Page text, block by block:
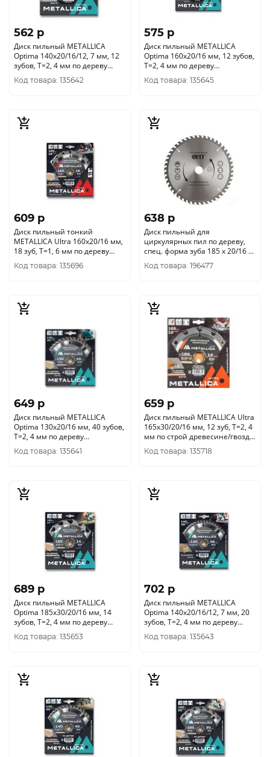
562 p
Диск пильный METALLICA
Optima 140x20/16/12, 7 мм, 12
зубов, Т=2, 4 мм по дереву
продольный, 902479
Код товара: 135642
575 p
Диск пильный METALLICA
Optima 160x20/16 мм, 12 зубов,
Т=2, 4 мм по дереву
продольный, 902516
Код товара: 135645
609 p
Диск пильный тонкий
METALLICA Ultra 160x20/16 мм,
18 зуб, Т=1, 6 мм по дереву
продольн., 903445
Код товара: 135696
638 p
Диск пильный для
циркулярных пил по дереву,
спец. форма зуба 185 х 20/16 х
48Т
Код товара: 196477
649 p
Диск пильный METALLICA
Optima 130x20/16 мм, 40 зубов,
Т=2, 4 мм по дереву
поперечный, 902462
Код товара: 135641
659 p
Диск пильный METALLICA Ultra
165x30/20/16 мм, 12 зуб, Т=2, 4
мм по строй древесине/гвозди,
903759
Код товара: 135718
689 p
Диск пильный METALLICA
Optima 185x30/20/16 мм, 14
зубов, Т=2, 4 мм по дереву
продольный, 902622
Код товара: 135653
702 p
Диск пильный METALLICA
Optima 140x20/16/12, 7 мм, 20
зубов, Т=2, 4 мм по дереву
продольный, 902486
Код товара: 135643